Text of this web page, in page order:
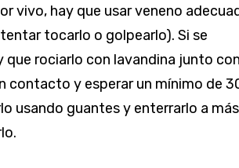
vivo, hay que usar veneno
tocarlo o golpearlo). Si se
rociarlo con lavandina junto con
contacto y esperar un mínimo de
usando guantes y enterrarlo a